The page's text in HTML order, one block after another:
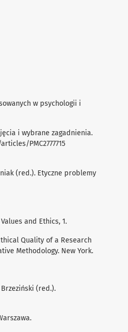
w psychologii i
i wybrane zagadnienia.
PMC2777715
(red.). Etyczne problemy
and Ethics, 1.
Quality of a Research
Methodology. New York.
Brzeziński (red.).